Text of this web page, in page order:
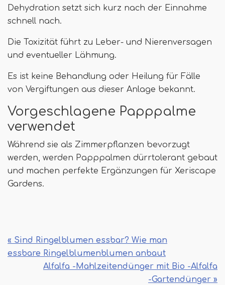
Dehydration setzt sich kurz nach der Einnahme
schnell nach.
Die Toxizität führt zu Leber- und Nierenversagen
und eventueller Lähmung.
Es ist keine Behandlung oder Heilung für Fälle
von Vergiftungen aus dieser Anlage bekannt.
Vorgeschlagene Papppalme
verwendet
Während sie als Zimmerpflanzen bevorzugt
werden, werden Papppalmen dürrtolerant gebaut
und machen perfekte Ergänzungen für Xeriscape
Gardens.
« Sind Ringelblumen essbar? Wie man
essbare Ringelblumenblumen anbaut
Alfalfa -Mahlzeitendünger mit Bio -Alfalfa
-Gartendünger »